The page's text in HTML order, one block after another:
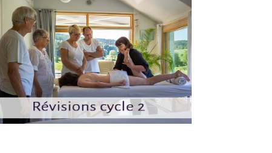
Office 365 Outlook Live